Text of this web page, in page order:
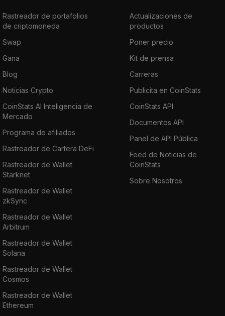
Rastreador de portafolios
de criptomoneda
Swap
Gana
Blog
Noticias Crypto
CoinStats AI Inteligencia de
Mercado
Programa de afiliados
Rastreador de Cartera DeFi
Rastreador de Wallet
Starknet
Rastreador de Wallet
zkSync
Rastreador de Wallet
Arbitrum
Rastreador de Wallet
Solana
Rastreador de Wallet
Cosmos
Rastreador de Wallet
Ethereum
Actualizaciones de
productos
Poner precio
Kit de prensa
Carreras
Publicita en CoinStats
CoinStats API
Documentos API
Panel de API Pública
Feed de Noticias de
CoinStats
Sobre Nosotros